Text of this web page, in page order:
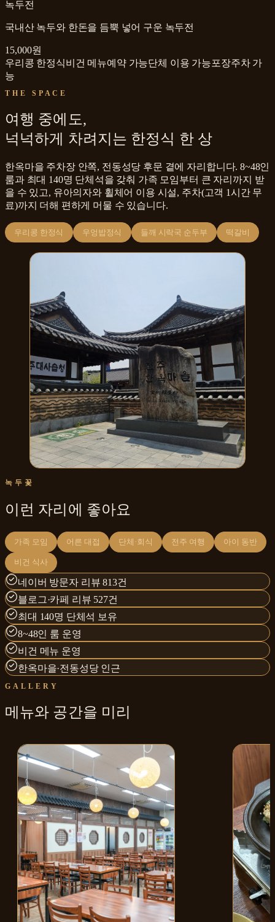
녹두전
국내산 녹두와 한돈을 듬뿍 넣어 구운 녹두전
15,000원
우리콩 한정식비건 메뉴예약 가능단체 이용 가능포장주차 가
능
THE SPACE
여행 중에도,
넉넉하게 차려지는 한정식 한 상
한옥마을 주차장 안쪽, 전동성당 후문 곁에 자리합니다. 8~48인
룸과 최대 140명 단체석을 갖춰 가족 모임부터 큰 자리까지 받
을 수 있고, 유아의자와 휠체어 이용 시설, 주차(고객 1시간 무
료)까지 더해 편하게 머물 수 있습니다.
우리콩 한정식 우엉밥정식 들깨 시락국 순두부 떡갈비
녹두꽃
이런 자리에 좋아요
가족 모임 어른 대접 단체·회식 전주 여행 아이 동반
비건 식사
네이버 방문자 리뷰 813건
블로그·카페 리뷰 527건
최대 140명 단체석 보유
8~48인 룸 운영
비건 메뉴 운영
한옥마을·전동성당 인근
GALLERY
메뉴와 공간을 미리